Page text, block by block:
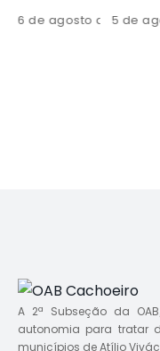
2026
5 de agosto de 2026
3 de
A 2ª Subseção da
autonomia para tratar
municípios de Atílio